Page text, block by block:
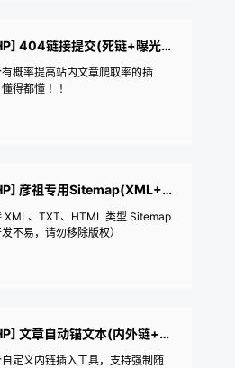
[PHP] 404链接提交(死链+曝光有效URL)
概率提高站内文章爬取率的插
得都懂 ！！
[PHP] 彦祖专用Sitemap(XML+TXT+HTML)
XML、TXT、HTML 类型 Sitemap
发不易，请勿移除版权）
[PHP] 文章自动锚文本(内外链+自定义)
定义内链插入工具，支持强制随